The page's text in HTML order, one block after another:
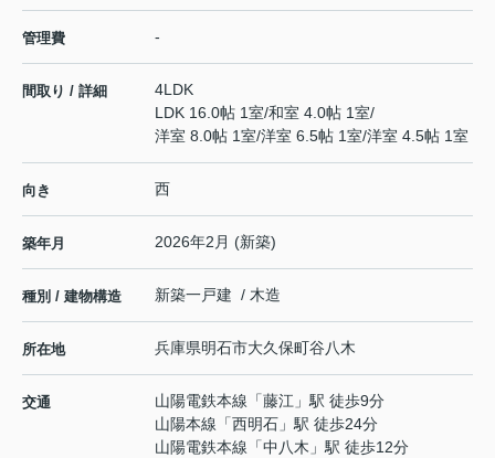
管理費 -
間取り / 詳細
4LDK
LDK 16.0帖 1室/和室 4.0帖 1室/
洋室 8.0帖 1室/洋室 6.5帖 1室/洋室 4.5帖 1室
向き 西
築年月 2026年2月 (新築)
種別 / 建物構造 新築一戸建 / 木造
所在地 兵庫県明石市大久保町谷八木
交通 山陽電鉄本線 「藤江 」駅 徒歩9分
山陽本線 「西明石 」駅 徒歩24分
山陽電鉄本線 「中八木 」駅 徒歩12分